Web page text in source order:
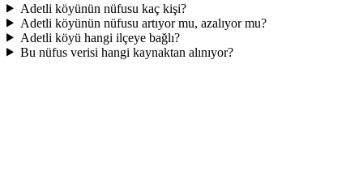
Adetli köyünün nüfusu kaç kişi?
Adetli köyünün nüfusu artıyor mu, azalıyor mu?
Adetli köyü hangi ilçeye bağlı?
Bu nüfus verisi hangi kaynaktan alınıyor?